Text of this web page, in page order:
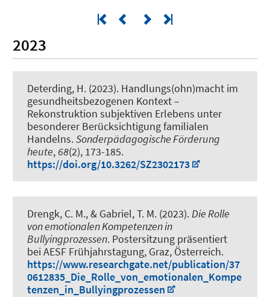
2023
Deterding, H. (2023). Handlungs(ohn)macht im
gesundheitsbezogenen Kontext –
Rekonstruktion subjektiven Erlebens unter
besonderer Berücksichtigung familialen
Handelns.Sonderpädagogische Förderung
heute, 68(2), 173-185.
https://doi.org/10.3262/SZ2302173
Drengk, C. M., & Gabriel, T. M. (2023).Die Rolle
von emotionalen Kompetenzen in
Bullyingprozessen. Postersitzung präsentiert
bei AESF Frühjahrstagung, Graz, Österreich.
https://www.researchgate.net/publication/37
0612835_Die_Rolle_von_emotionalen_Kompe
tenzen_in_Bullyingprozessen